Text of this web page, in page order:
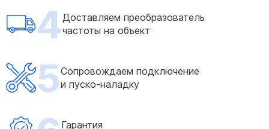
4Доставляем преобразователь
частоты на объект
5Сопровождаем подключение
и пуско-наладку
Гарантия